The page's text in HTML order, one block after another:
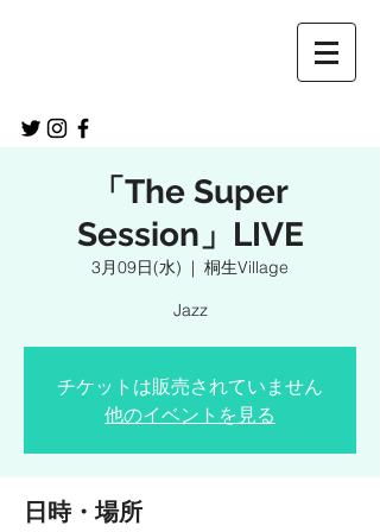
「The Super
Session」LIVE
3月09日(水)
  |
桐生Village
Jazz
チケットは販売されていません
他のイベントを見る
日時・場所